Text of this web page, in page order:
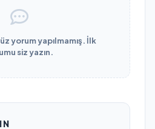
yorum yapılmamış. İlk
siz yazın.